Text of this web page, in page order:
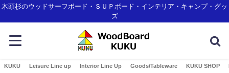
木頭杉のウッドサーフボード・ＳＵＰボード・インテリア・キャンプ・グッ
ズ
KUKU Leisure Line up Interior Line Up Goods/Tableware KUKU SHOP